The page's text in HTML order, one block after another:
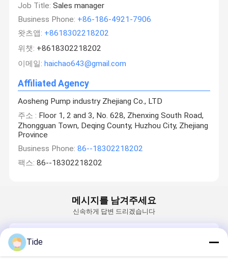
Job Title: Sales manager
Business Phone: +86-186-4921-7906
왓츠앱: +8618302218202
위챗: +8618302218202
이메일: haichao643@gmail.com
Affiliated Agency
Aosheng Pump industry Zhejiang Co., LTD
주소 : Floor 1, 2 and 3, No. 628, Zhenxing South Road,
Zhongguan Town, Deqing County, Huzhou City, Zhejiang
Province
Business Phone: 86--18302218202
팩스: 86--18302218202
메시지를 남겨주세요
신속하게 답변 드리겠습니다
이메일
Tide